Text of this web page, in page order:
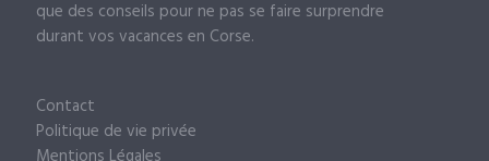
que des conseils pour ne pas se faire surprendre
durant vos vacances en Corse.
Contact
Politique de vie privée